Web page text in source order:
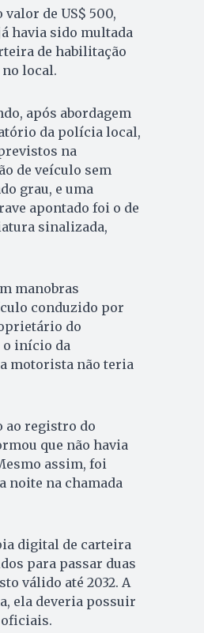
de US$ 500,
havia sido multada
de habilitação
local.
após abordagem
da polícia local,
na
de veículo sem
grau, e uma
apontado foi o de
sinalizada,
manobras
conduzido por
do
o início da
motorista não teria
ao registro do
que não havia
assim, foi
noite na chamada
digital de carteira
para passar duas
válido até 2032. A
ela deveria possuir